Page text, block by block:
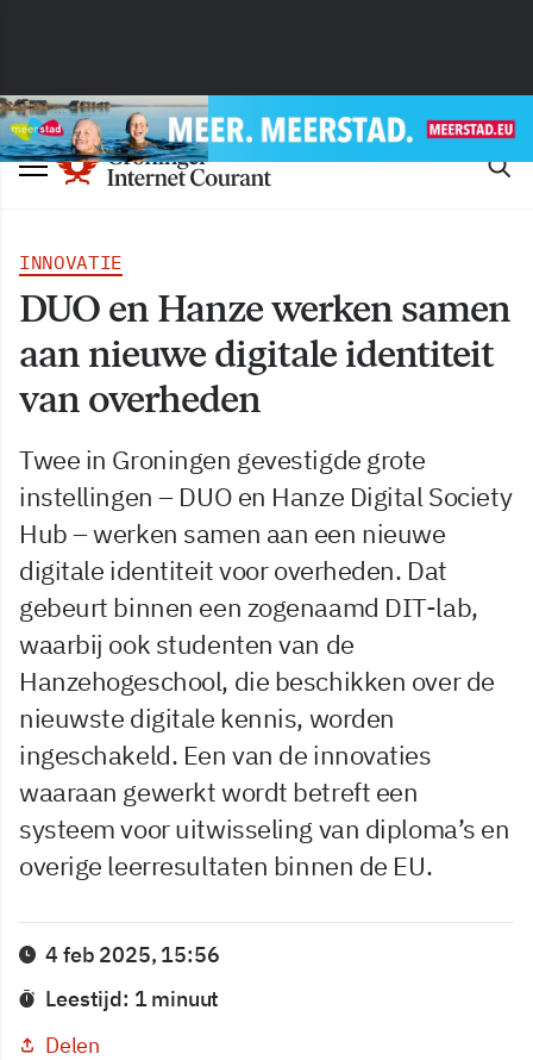
INNOVATIE
DUO en Hanze werken samen
aan nieuwe digitale identiteit
van overheden
Twee in Groningen gevestigde grote
instellingen – DUO en Hanze Digital Society
Hub – werken samen aan een nieuwe
digitale identiteit voor overheden. Dat
gebeurt binnen een zogenaamd DIT-lab,
waarbij ook studenten van de
Hanzehogeschool, die beschikken over de
nieuwste digitale kennis, worden
ingeschakeld. Een van de innovaties
waaraan gewerkt wordt betreft een
systeem voor uitwisseling van diploma’s en
overige leerresultaten binnen de EU.
4 feb 2025, 15:56
Leestijd: 1 minuut
Delen